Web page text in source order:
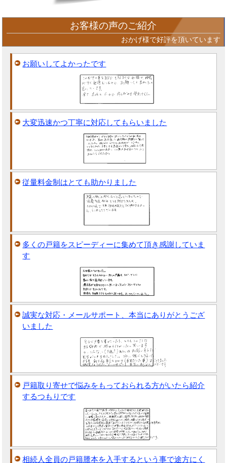
お客様の声のご紹介
おかげ様で好評を頂いています
お願いしてよかったです
大変迅速かつ丁寧に対応してもらいました
従量料金制はとても助かりました
多くの戸籍をスピーディーに集めて頂き感謝していま
す
誠実な対応・メールサポート、本当にありがとうござ
いました
戸籍取り寄せで悩みをもっておられる方がいたら紹介
するつもりです
相続人全員の戸籍謄本を入手するという事で途方にく